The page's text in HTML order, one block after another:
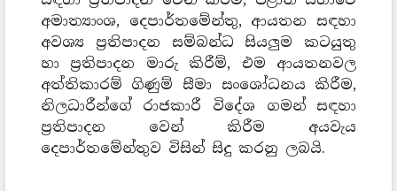
අමාත්‍යාංශ, දෙපාර්තමේන්තු, ආයතන සඳහා
අවශ්‍ය ප්‍රතිපාදන සම්බන්ධ සියලුම කටයුතු
හා ප්‍රතිපාදන මාරු කිරීම්, එම ආයතනවල
අත්තිකාරම් ගිණුම් සීමා සංශෝධනය කිරීම,
නිලධාරීන්ගේ රාජකාරී විදේශ ගමන් සඳහා
ප්‍රතිපාදන වෙන් කිරීම අයවැය
දෙපාර්තමේන්තුව විසින් සිදු කරනු ලබයි.